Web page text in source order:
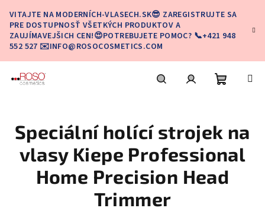
obsah
VITAJTE NA MODERNÍCH-VLASECH.SK😎 ZAREGISTRUJTE SA
PRE DOSTUPNOSŤ VŠETKÝCH PRODUKTOV A
ZAUJÍMAVEJŠICH CEN!😍POTREBUJETE POMOC? 📞+421 948
552 527 ✉️INFO@ROSOCOSMETICS.COM
košík
Speciální holící strojek na
vlasy Kiepe Professional
Home Precision Head
Trimmer